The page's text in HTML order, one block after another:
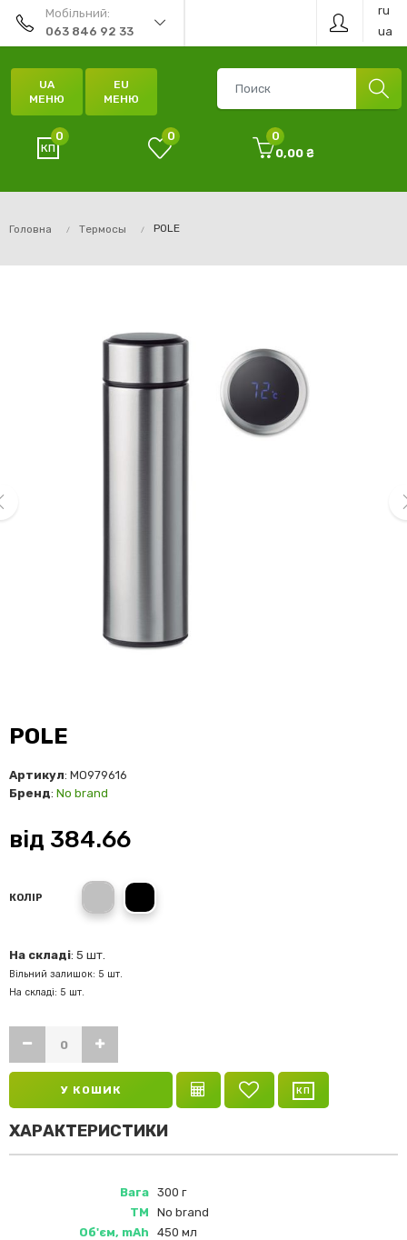
Мобільний:
063 846 92 33
ru
ua
UA
МЕНЮ
EU
МЕНЮ
0 0
0
0,00 ₴
Головна Термосы POLE
POLE
Артикул: MO979616
Бренд: No brand
від 384.66
КОЛІР
СрібнийЧорний
На складі: 5 шт.
Вільний залишок: 5 шт.
На складі: 5 шт.
У КОШИК
ХАРАКТЕРИСТИКИ
Вага 300 г
ТМ
No brand
Об'єм, mAh
450 мл